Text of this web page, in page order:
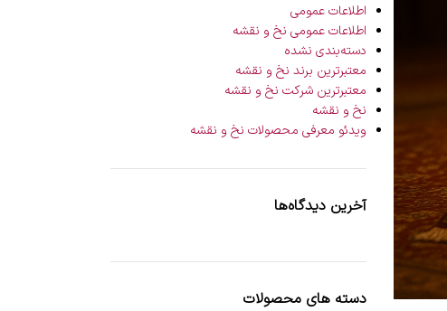
اطلاعات عمومی
اطلاعات عمومی نخ و نقشه
دسته‌بندی نشده
معتبرترین برند نخ و نقشه
معتبرترین شرکت نخ و نقشه
نخ و نقشه
ویدئو معرفی محصولات نخ و نقشه
آخرین دیدگاه‌ها
دسته های محصولات